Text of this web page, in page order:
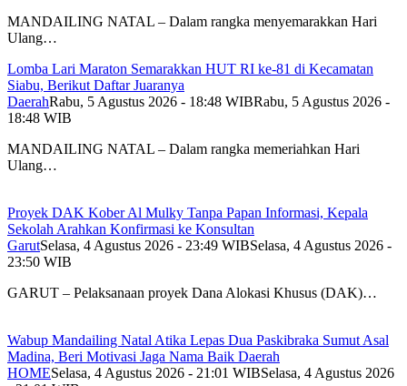
MANDAILING NATAL – Dalam rangka menyemarakkan Hari
Ulang…
Lomba Lari Maraton Semarakkan HUT RI ke-81 di Kecamatan
Siabu, Berikut Daftar Juaranya
DaerahRabu, 5 Agustus 2026 - 18:48 WIBRabu, 5 Agustus 2026 -
18:48 WIB
MANDAILING NATAL – Dalam rangka memeriahkan Hari
Ulang…
Proyek DAK Kober Al Mulky Tanpa Papan Informasi, Kepala
Sekolah Arahkan Konfirmasi ke Konsultan
GarutSelasa, 4 Agustus 2026 - 23:49 WIBSelasa, 4 Agustus 2026 -
23:50 WIB
GARUT – Pelaksanaan proyek Dana Alokasi Khusus (DAK)…
Wabup Mandailing Natal Atika Lepas Dua Paskibraka Sumut Asal
Madina, Beri Motivasi Jaga Nama Baik Daerah
HOMESelasa, 4 Agustus 2026 - 21:01 WIBSelasa, 4 Agustus 2026